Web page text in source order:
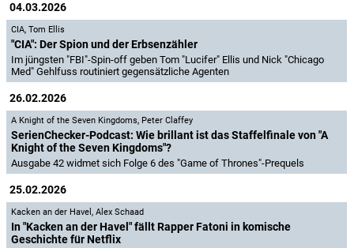
04.03.2026
CIA, Tom Ellis
"CIA": Der Spion und der Erbsenzähler
Im jüngsten "FBI"-Spin-off geben Tom "Lucifer" Ellis und Nick "Chicago
Med" Gehlfuss routiniert gegensätzliche Agenten
26.02.2026
A Knight of the Seven Kingdoms, Peter Claffey
SerienChecker-Podcast: Wie brillant ist das Staffelfinale von "A
Knight of the Seven Kingdoms"?
Ausgabe 42 widmet sich Folge 6 des "Game of Thrones"-Prequels
25.02.2026
Kacken an der Havel , Alex Schaad
In "Kacken an der Havel" fällt Rapper Fatoni in komische
Geschichte für Netflix